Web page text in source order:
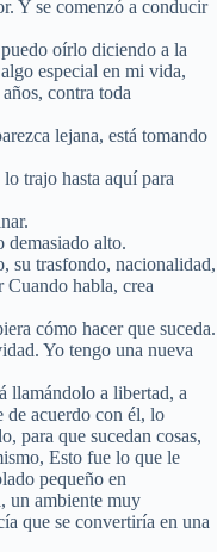
Y se comenzó a conducir
oírlo diciendo a la
especial en mi vida,
contra toda
lejana, está tomando
trajo hasta aquí para
demasiado alto.
su trasfondo, nacionalidad,
habla, crea
cómo hacer que suceda.
Yo tengo una nueva
llamándolo a libertad, a
de acuerdo con él, lo
para que sucedan cosas,
Esto fue lo que le
pequeño en
un ambiente muy
que se convertiría en una